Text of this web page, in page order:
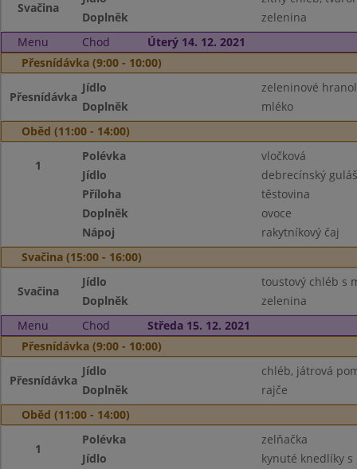
Svačina
Doplněk
zelenina
Menu
Chod
Úterý 14. 12. 2021
Přesnídávka (9:00 - 10:00)
Přesnídávka
Jídlo
zeleninové
Doplněk
mléko
Oběd (11:00 - 14:00)
1
Polévka
vločková
Jídlo
debrecínský guláš
Příloha
těstovina
Doplněk
ovoce
Nápoj
rakytníkový čaj
Svačina (15:00 - 16:00)
Svačina
Jídlo
toustový chléb s
Doplněk
zelenina
Menu
Chod
Středa 15. 12. 2021
Přesnídávka (9:00 - 10:00)
Přesnídávka
Jídlo
chléb, játrová
Doplněk
rajče
Oběd (11:00 - 14:00)
1
Polévka
zelňačka
Jídlo
kynuté knedlíky s